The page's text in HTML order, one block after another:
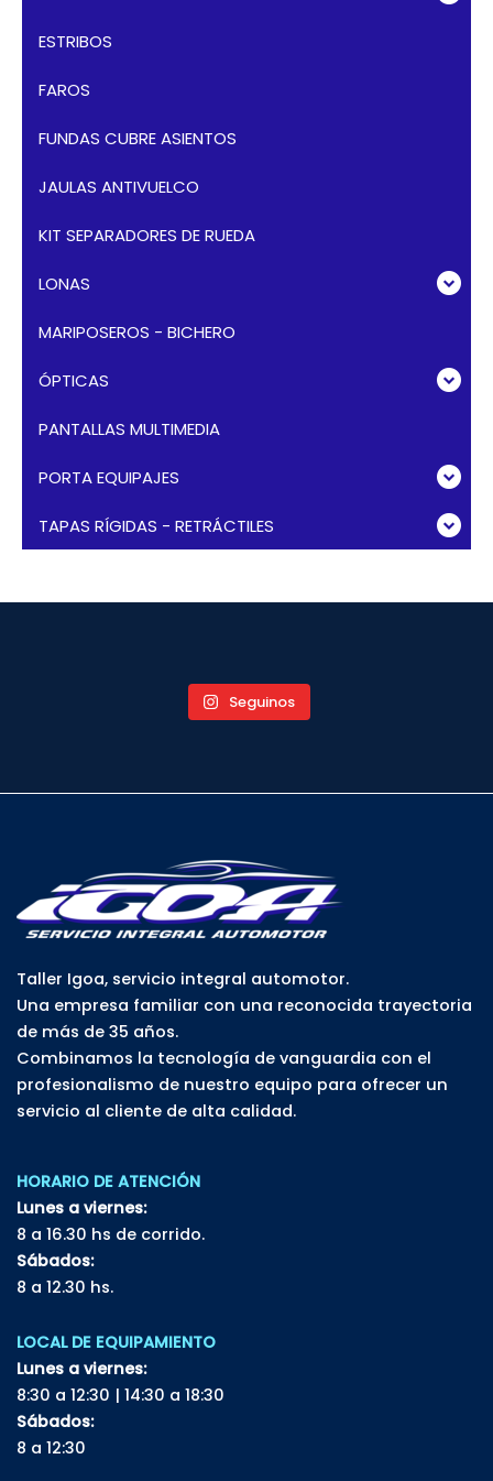
ESTRIBOS
FAROS
FUNDAS CUBRE ASIENTOS
JAULAS ANTIVUELCO
KIT SEPARADORES DE RUEDA
LONAS
MARIPOSEROS - BICHERO
ÓPTICAS
PANTALLAS MULTIMEDIA
PORTA EQUIPAJES
TAPAS RÍGIDAS - RETRÁCTILES
Seguinos
Taller Igoa, servicio integral automotor.
Una empresa familiar con una reconocida trayectoria
de más de 35 años.
Combinamos la tecnología de vanguardia con el
profesionalismo de nuestro equipo para ofrecer un
servicio al cliente de alta calidad.
HORARIO DE ATENCIÓN
Lunes a viernes:
8 a 16.30 hs de corrido.
Sábados:
8 a 12.30 hs.
LOCAL DE EQUIPAMIENTO
Lunes a viernes:
8:30 a 12:30 | 14:30 a 18:30
Sábados:
8 a 12:30